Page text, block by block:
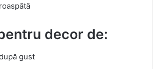
decor de:
gust